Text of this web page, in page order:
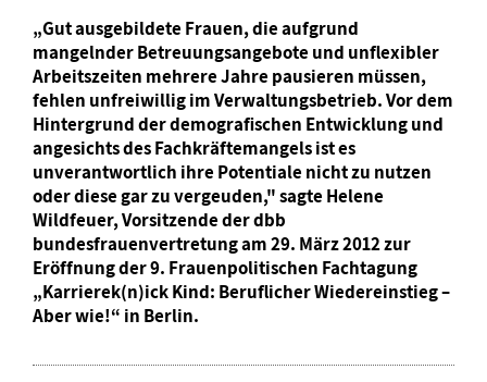
„Gut ausgebildete Frauen, die aufgrund
mangelnder Betreuungsangebote und unflexibler
Arbeitszeiten mehrere Jahre pausieren müssen,
fehlen unfreiwillig im Verwaltungsbetrieb. Vor dem
Hintergrund der demografischen Entwicklung und
angesichts des Fachkräftemangels ist es
unverantwortlich ihre Potentiale nicht zu nutzen
oder diese gar zu vergeuden," sagte Helene
Wildfeuer, Vorsitzende der dbb
bundesfrauenvertretung am 29. März 2012 zur
Eröffnung der 9. Frauenpolitischen Fachtagung
„Karrierek(n)ick Kind: Beruflicher Wiedereinstieg –
Aber wie!“ in Berlin.